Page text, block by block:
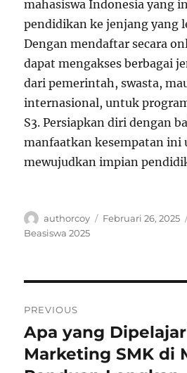
mahasiswa Indonesia yang
pendidikan ke jenjang yang
Dengan mendaftar secara
dapat mengakses berbagai
dari pemerintah, swasta,
internasional, untuk
S3. Persiapkan diri dengan
manfaatkan kesempatan ini
mewujudkan impian
Author
authorcoy
Posted
Februari 26, 2025
Beasiswa 2025
pos
PREVIOUS
Previous
post:
Apa yang
Marketing SMK di